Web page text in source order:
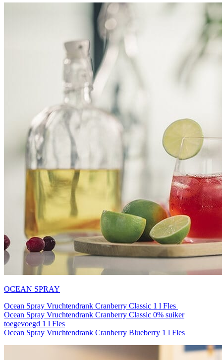
OCEAN SPRAY
Ocean Spray Vruchtendrank Cranberry Classic 1 l Fles
Ocean Spray Vruchtendrank Cranberry Classic 0% suiker
toegevoegd 1 l Fles
Ocean Spray Vruchtendrank Cranberry Blueberry 1 l Fles